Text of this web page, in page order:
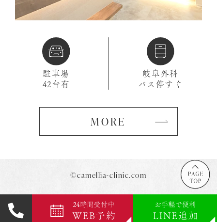
駐車場
42台有
岐阜外科
バス停すぐ
MORE
©camellia-clinic.com